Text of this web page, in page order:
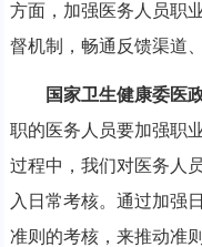
方面，加强医务人员职
督机制，畅通反馈渠道
国家卫生健康委医
职的医务人员要加强职
过程中，我们对医务人
入日常考核。通过加强
准则的考核，来推动准